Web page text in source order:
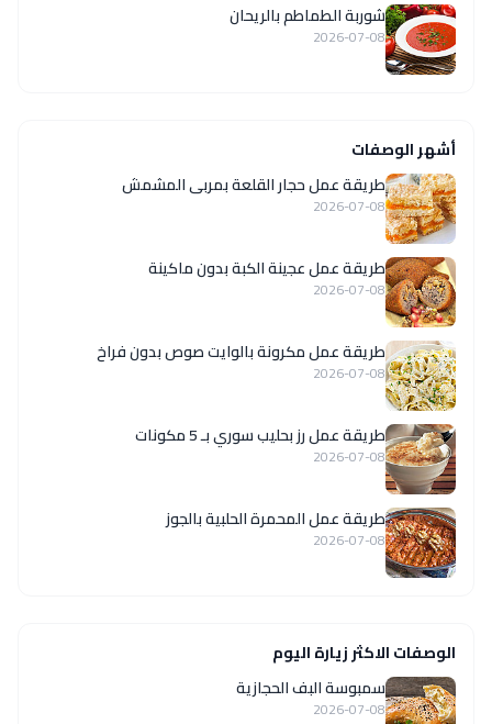
شوربة الطماطم بالريحان
2026-07-08
أشهر الوصفات
طريقة عمل حجار القلعة بمربى المشمش
2026-07-08
طريقة عمل عجينة الكبة بدون ماكينة
2026-07-08
طريقة عمل مكرونة بالوايت صوص بدون فراخ
2026-07-08
طريقة عمل رز بحليب سوري بـ 5 مكونات
2026-07-08
طريقة عمل المحمرة الحلبية بالجوز
2026-07-08
الوصفات الاكثر زيارة اليوم
سمبوسة البف الحجازية
2026-07-08